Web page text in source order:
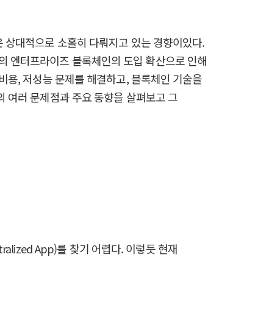
대적으로 소홀히 다뤄지고 있는 경향이있다.
엔터프라이즈 블록체인의 도입 확산으로 인해
, 저성능 문제를 해결하고, 블록체인 기술을
여러 문제점과 주요 동향을 살펴보고 그
App)를 찾기 어렵다. 이렇듯 현재